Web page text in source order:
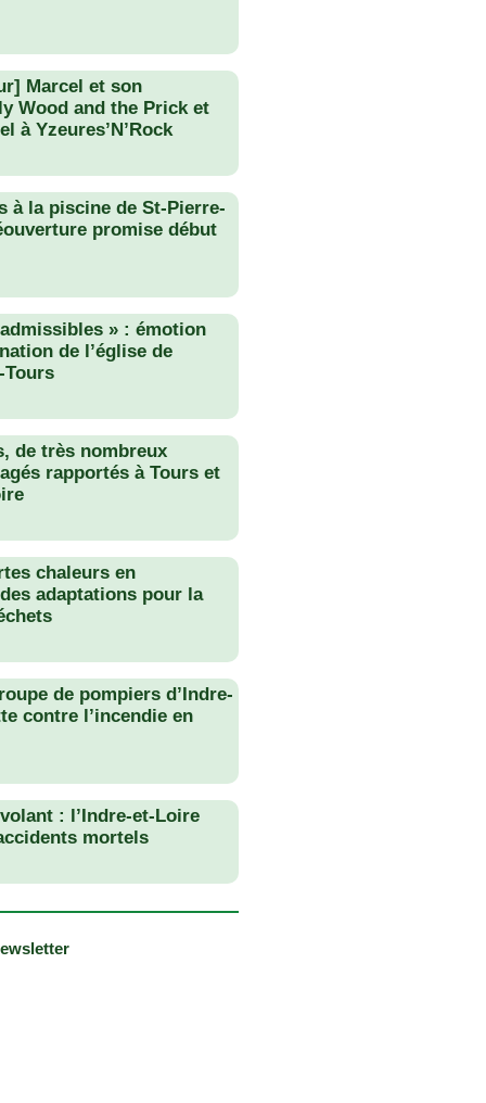
Marcel et son
Wood and the Prick et
à Yzeures’N’Rock
à la piscine de St-Pierre-
promise début
» : émotion
de l’église de
Tours
de très nombreux
rapportés à Tours et
chaleurs en
adaptations pour la
de pompiers d’Indre-
contre l’incendie en
: l’Indre-et-Loire
mortels